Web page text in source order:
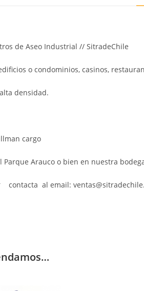
de Aseo Industrial // SitradeChile
o condominios, casinos,
densidad.
cargo
Parque Arauco o bien en nuestra
contacta al email: